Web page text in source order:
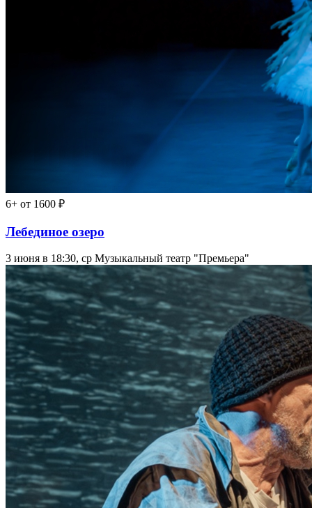
6+ от 1600 ₽
Лебединое озеро
3 июня в 18:30, ср Музыкальный театр "Премьера"